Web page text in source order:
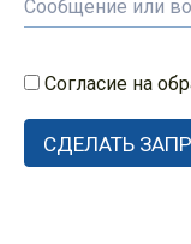
Согласие на